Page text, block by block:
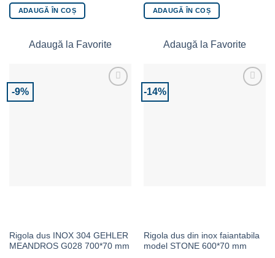
ADAUGĂ ÎN COȘ
Adaugă la Favorite
ADAUGĂ ÎN COȘ
Adaugă la Favorite
-9%
Rigola dus INOX 304 GEHLER
MEANDROS G028 700*70 mm
-14%
Rigola dus din inox faiantabila
model STONE 600*70 mm